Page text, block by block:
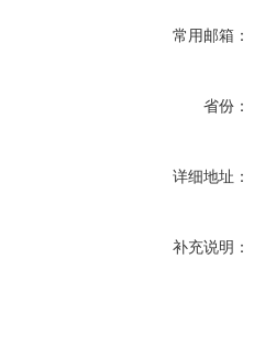
常用邮箱：
省份：
详细地址：
补充说明：